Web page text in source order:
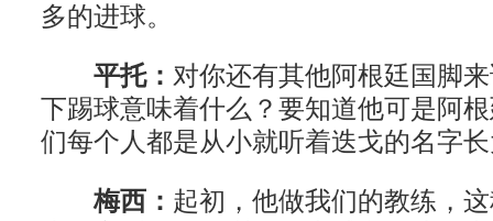
多的进球。
平托： 对你还有其他阿根廷国脚
下踢球意味着什么？要知道他可是阿
们每个人都是从小就听着迭戈的名字
梅西： 起初，他做我们的教练，